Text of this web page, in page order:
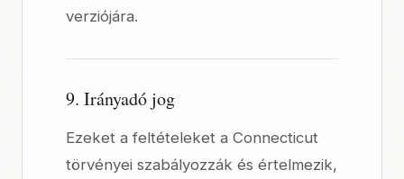
verziójára.
9. Irányadó jog
Ezeket a feltételeket a Connecticut
törvényei szabályozzák és értelmezik,